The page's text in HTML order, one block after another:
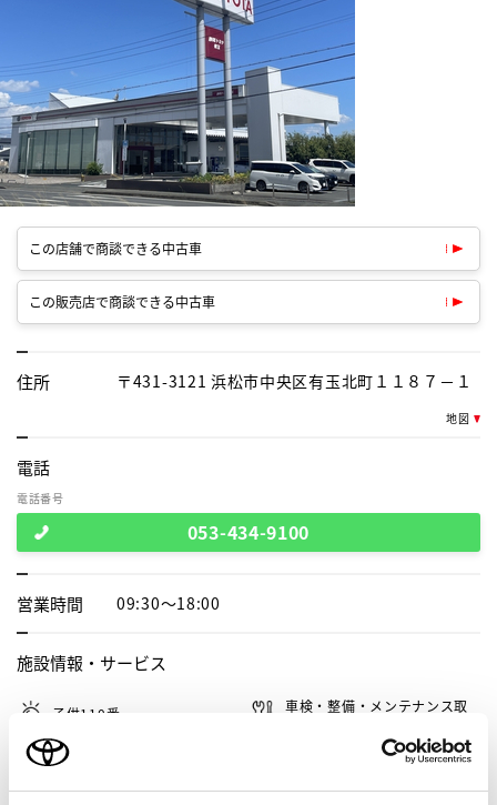
この店舗で商談できる中古車
この販売店で商談できる中古車
住所 〒431-3121 浜松市中央区有玉北町１１８７－１
地図
電話
電話番号
053-434-9100
営業時間 09:30～18:00
施設情報・ サービス
子供110番
車検・整備・メンテナンス取
サービス介助士